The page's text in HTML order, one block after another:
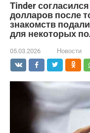
Tinder
долларов после
знакомств
для некоторых
05.03.2026 Новости